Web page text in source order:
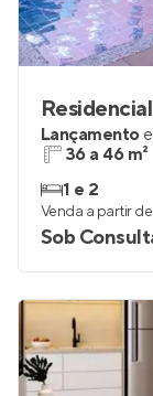
Lançamento
36 a 46 m²
1 e 2
Venda a partir de
Sob